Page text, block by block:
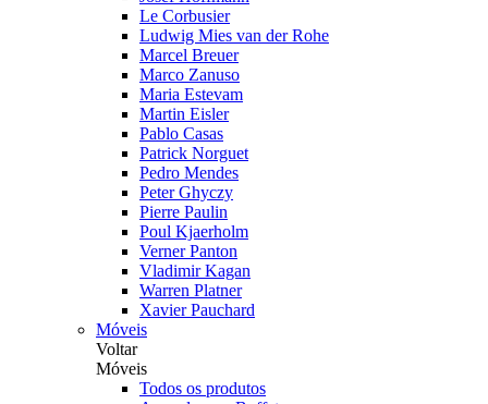
Le Corbusier
Ludwig Mies van der Rohe
Marcel Breuer
Marco Zanuso
Maria Estevam
Martin Eisler
Pablo Casas
Patrick Norguet
Pedro Mendes
Peter Ghyczy
Pierre Paulin
Poul Kjaerholm
Verner Panton
Vladimir Kagan
Warren Platner
Xavier Pauchard
Móveis
Voltar
Móveis
Todos os produtos